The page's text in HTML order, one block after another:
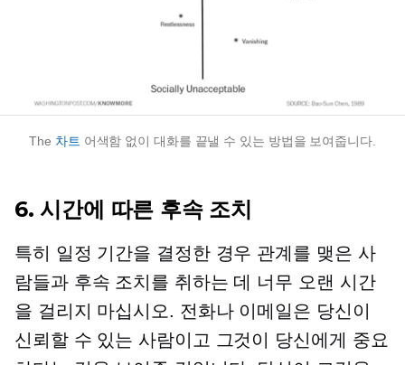
The 차트 어색함 없이 대화를 끝낼 수 있는 방법을 보여줍니다.
6. 시간에 따른 후속 조치
특히 일정 기간을 결정한 경우 관계를 맺은 사
람들과 후속 조치를 취하는 데 너무 오랜 시간
을 걸리지 마십시오. 전화나 이메일은 당신이
신뢰할 수 있는 사람이고 그것이 당신에게 중요